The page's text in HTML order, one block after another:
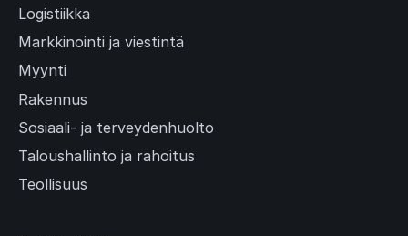
Logistiikka
Markkinointi ja viestintä
Myynti
Rakennus
Sosiaali- ja terveydenhuolto
Taloushallinto ja rahoitus
Teollisuus